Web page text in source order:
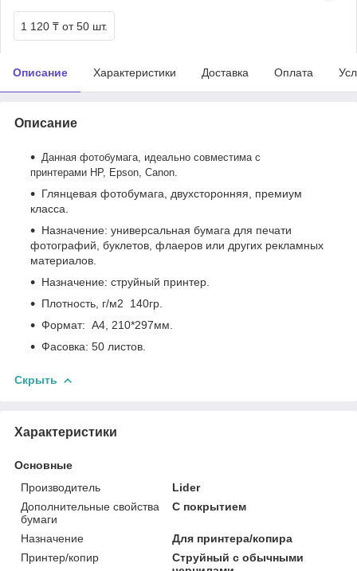
1 120 ₸ от 50 шт.
Описание Характеристики Доставка Оплата
Описание
Данная фотобумага, идеально совместима с
принтерами HP, Epson, Canon.
Глянцевая фотобумага, двухсторонняя, премиум
класса.
Назначение: универсальная бумага для печати
фотографий, буклетов, флаеров или других рекламных
материалов.
Назначение: струйный принтер.
Плотность, г/м2 140гр.
Формат: A4, 210*297мм.
Фасовка: 50 листов.
Скрыть
Характеристики
Основные
Производитель
Lider
Дополнительные свойства
бумаги
С покрытием
Назначение
Для принтера/копира
Принтер/копир
Струйный с обычными